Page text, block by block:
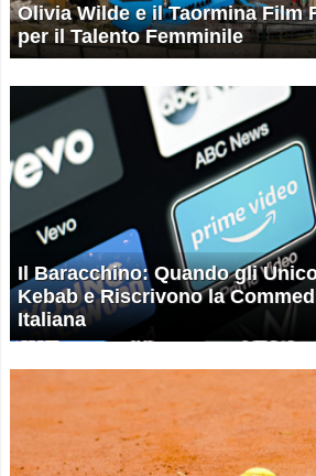
Olivia Wilde e il Taormina Film
per il Talento Femminile
Il Baracchino: Quando gli
Kebab e Riscrivono la
Italiana